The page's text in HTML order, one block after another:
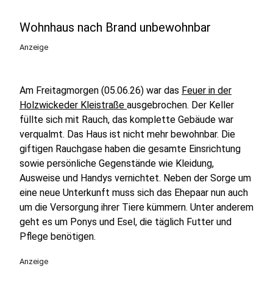
Wohnhaus nach Brand unbewohnbar
Anzeige
Am Freitagmorgen (05.06.26) war das Feuer in der
Holzwickeder Kleistraße ausgebrochen. Der Keller
füllte sich mit Rauch, das komplette Gebäude war
verqualmt. Das Haus ist nicht mehr bewohnbar. Die
giftigen Rauchgase haben die gesamte Einsrichtung
sowie persönliche Gegenstände wie Kleidung,
Ausweise und Handys vernichtet. Neben der Sorge um
eine neue Unterkunft muss sich das Ehepaar nun auch
um die Versorgung ihrer Tiere kümmern. Unter anderem
geht es um Ponys und Esel, die täglich Futter und
Pflege benötigen.
Anzeige